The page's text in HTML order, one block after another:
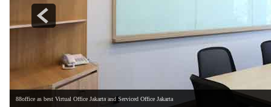
88office as best Virtual Office Jakarta and Serviced Office Jakarta